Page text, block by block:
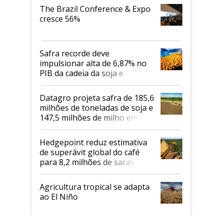
The Brazil Conference & Expo
cresce 56%
Safra recorde deve
impulsionar alta de 6,87% no
PIB da cadeia da soja e
biodiesel em 2026
Datagro projeta safra de 185,6
milhões de toneladas de soja e
147,5 milhões de milho em
2026/27
Hedgepoint reduz estimativa
de superávit global do café
para 8,2 milhões de sacas
Agricultura tropical se adapta
ao El Niño